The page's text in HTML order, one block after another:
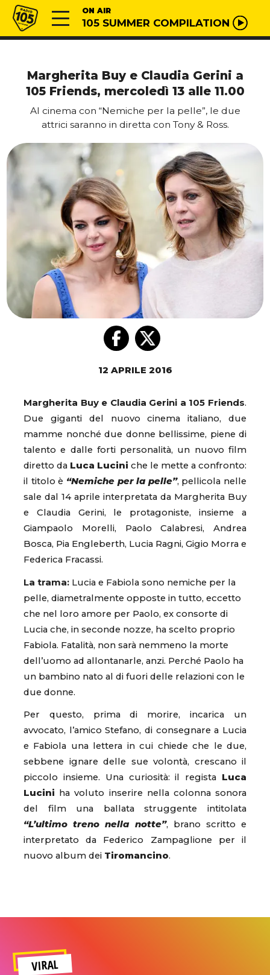
Vai al contenuto
Radio 105 ON AIR
105 SUMMER COMPILATION
Margherita Buy e Claudia Gerini a
105 Friends, mercoledì 13 alle 11.00
Al cinema con “Nemiche per la pelle”, le due
attrici saranno in diretta con Tony & Ross.
12 APRILE 2016
Margherita Buy e Claudia Gerini a 105 Friends.
Due giganti del nuovo cinema italiano, due
mamme nonché due donne bellissime, piene di
talento e dalle forti personalità, un nuovo film
diretto da Luca Lucini che le mette a confronto:
il titolo è “Nemiche per la pelle”, pellicola nelle
sale dal 14 aprile interpretata da Margherita Buy
e Claudia Gerini, le protagoniste, insieme a
Giampaolo Morelli, Paolo Calabresi, Andrea
Bosca, Pia Engleberth, Lucia Ragni, Gigio Morra e
Federica Fracassi.
La trama: Lucia e Fabiola sono nemiche per la
pelle, diametralmente opposte in tutto, eccetto
che nel loro amore per Paolo, ex consorte di
Lucia che, in seconde nozze, ha scelto proprio
Fabiola. Fatalità, non sarà nemmeno la morte
dell’uomo ad allontanarle, anzi. Perché Paolo ha
un bambino nato al di fuori delle relazioni con le
due donne.
Per questo, prima di morire, incarica un
avvocato, l’amico Stefano, di consegnare a Lucia
e Fabiola una lettera in cui chiede che le due,
sebbene ignare delle sue volontà, crescano il
piccolo insieme. Una curiosità: il regista Luca
Lucini ha voluto inserire nella colonna sonora
del film una ballata struggente intitolata
“L’ultimo treno nella notte”, brano scritto e
interpretato da Federico Zampaglione per il
nuovo album dei Tiromancino.
VIRAL